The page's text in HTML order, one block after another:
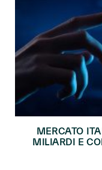
MERCATO
MILIARDI E